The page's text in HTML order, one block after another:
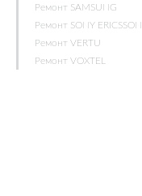
Ремонт SAMSUNG
Ремонт SONY ERICSSON
Ремонт VERTU
Ремонт VOXTEL